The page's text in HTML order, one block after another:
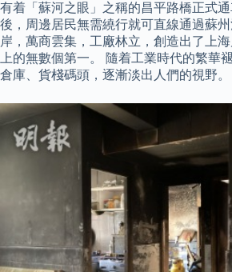
有着「蘇河之眼」之稱的昌平路橋正式
後，周邊居民無需繞行就可直線通過蘇
岸，萬商雲集，工廠林立，創造出了上
上的無數個第一。 隨着工業時代的繁華
倉庫、貨棧碼頭，逐漸淡出人們的視野。